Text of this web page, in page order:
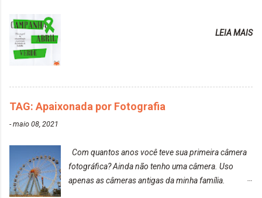
LEIA MAIS
TAG: Apaixonada por Fotografia
-maio 08, 2021
Com quantos anos você teve sua primeira câmera
fotográfica? Ainda não tenho uma câmera. Uso
apenas as câmeras antigas da minha família.